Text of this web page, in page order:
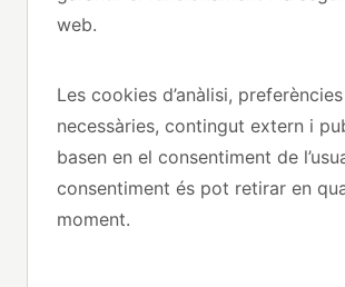
web.
Les cookies d’anàlisi,
necessàries, contingut extern i
basen en el consentiment de
consentiment és pot retirar en
moment.